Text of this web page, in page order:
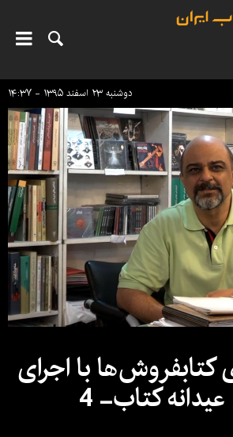
دوشنبه ۲۳ اسفند ۱۳۹۵ - ۱۴:۳۷
با اجرای
کتاب- 4